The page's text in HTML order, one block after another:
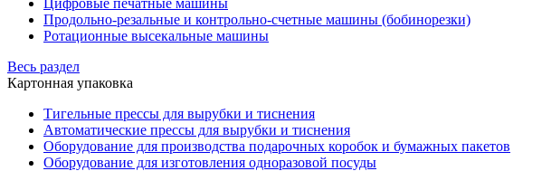
Цифровые печатные машины
Продольно-резальные и контрольно-счетные машины (бобинорезки)
Ротационные высекальные машины
Весь раздел
Картонная упаковка
Тигельные прессы для вырубки и тиснения
Автоматические прессы для вырубки и тиснения
Оборудование для производства подарочных коробок и бумажных пакетов
Оборудование для изготовления одноразовой посуды